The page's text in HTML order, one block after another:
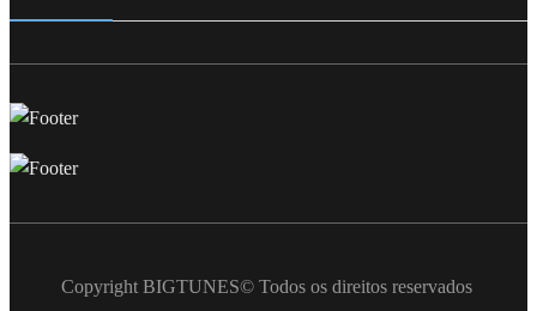
Copyright BIGTUNES© Todos os direitos reservados